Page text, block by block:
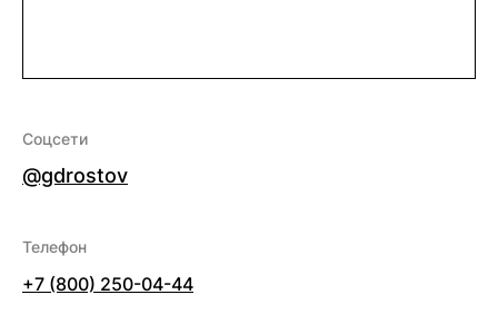
Соцсети
@gdrostov
Телефон
+7 (800) 250-04-44